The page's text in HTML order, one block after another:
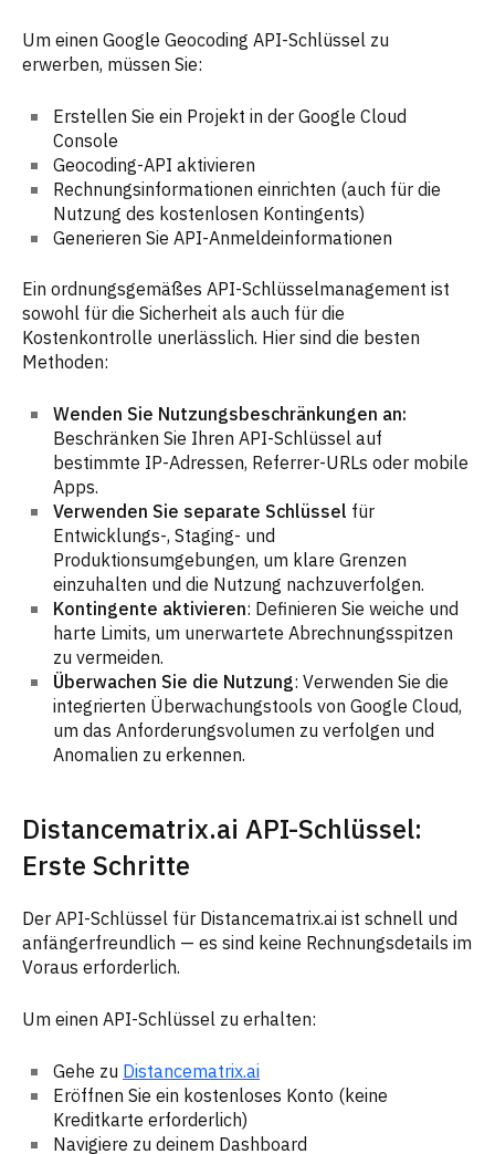
Um einen Google Geocoding API-Schlüssel zu
erwerben, müssen Sie:
Erstellen Sie ein Projekt in der Google Cloud
Console
Geocoding-API aktivieren
Rechnungsinformationen einrichten (auch für die
Nutzung des kostenlosen Kontingents)
Generieren Sie API-Anmeldeinformationen
Ein ordnungsgemäßes API-Schlüsselmanagement ist
sowohl für die Sicherheit als auch für die
Kostenkontrolle unerlässlich. Hier sind die besten
Methoden:
Wenden Sie Nutzungsbeschränkungen an:
Beschränken Sie Ihren API-Schlüssel auf
bestimmte IP-Adressen, Referrer-URLs oder mobile
Apps.
Verwenden Sie separate Schlüssel für
Entwicklungs-, Staging- und
Produktionsumgebungen, um klare Grenzen
einzuhalten und die Nutzung nachzuverfolgen.
Kontingente aktivieren: Definieren Sie weiche und
harte Limits, um unerwartete Abrechnungsspitzen
zu vermeiden.
Überwachen Sie die Nutzung: Verwenden Sie die
integrierten Überwachungstools von Google Cloud,
um das Anforderungsvolumen zu verfolgen und
Anomalien zu erkennen.
Distancematrix.ai API-Schlüssel:
Erste Schritte
Der API-Schlüssel für Distancematrix.ai ist schnell und
anfängerfreundlich — es sind keine Rechnungsdetails im
Voraus erforderlich.
Um einen API-Schlüssel zu erhalten:
Gehe zu Distancematrix.ai
Eröffnen Sie ein kostenloses Konto (keine
Kreditkarte erforderlich)
Navigiere zu deinem Dashboard